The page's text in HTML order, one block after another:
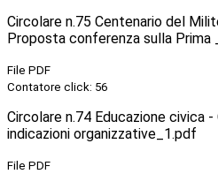
Circolare n.75 Centenario del
Proposta conferenza sulla Prima
File PDF
Contatore click: 56
Circolare n.74 Educazione civica
indicazioni organizzative_1.pdf
File PDF